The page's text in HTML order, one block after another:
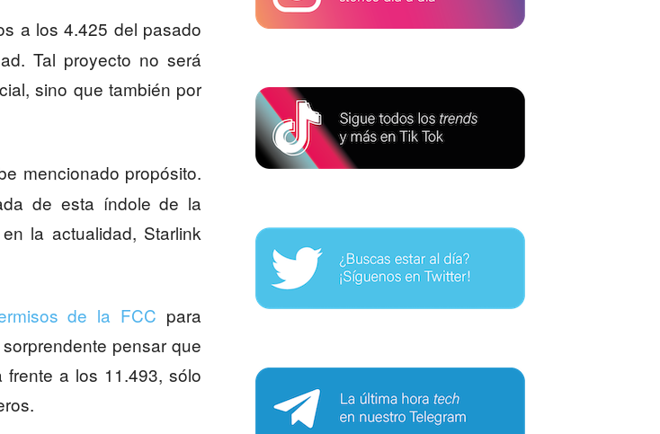
a los 4.425 del pasado
Tal proyecto no será
sino que también por
mencionado propósito.
de esta índole de la
la actualidad, Starlink
de la FCC para
pensar que
a los 11.493, sólo